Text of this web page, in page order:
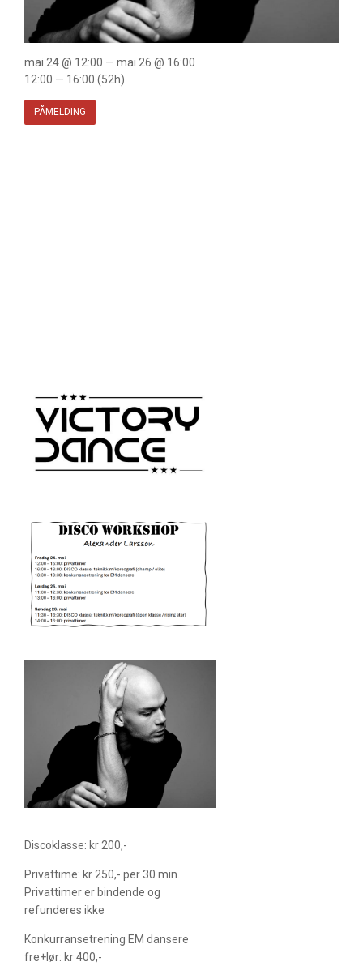
Discoklasse: kr 200,-
Privattime: kr 250,- per 30 min.
Privattimer er bindende og
refunderes ikke
Konkurransetrening EM dansere
fre+lør: kr 400,-
mai 24 @ 12:00 — mai 26 @ 16:00
12:00 — 16:00 (52h)
PÅMELDING